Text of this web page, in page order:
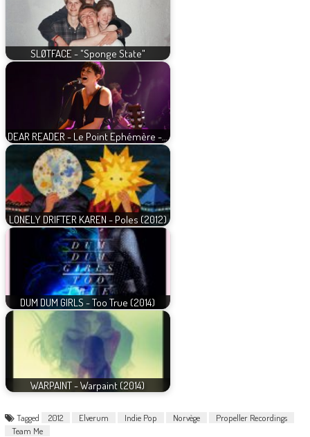
SLØTFACE - "Sponge State"
DEAR READER - Le Point Ephémère -…
LONELY DRIFTER KAREN - Poles (2012)
DUM DUM GIRLS - Too True (2014)
WARPAINT - Warpaint (2014)
Tagged 2012 Elverum Indie Pop Norvège
Propeller Recordings
Team Me